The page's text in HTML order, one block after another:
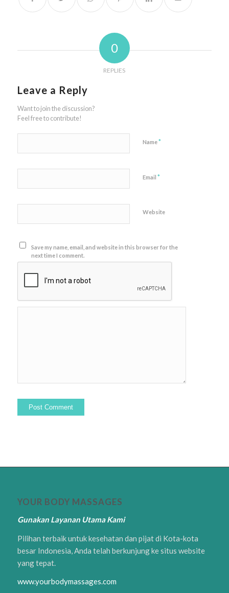
0
REPLIES
Leave a Reply
Want to join the discussion?
Feel free to contribute!
Name*
Email *
Website
Save my name, email, and website in this browser for the
next time I comment.
YOUR BODY MASSAGES
Gunakan Layanan Utama Kami
Pilihan terbaik untuk kesehatan dan pijat di Kota-kota
besar Indonesia, Anda telah berkunjung ke situs website
yang tepat.
www.yourbodymassages.com